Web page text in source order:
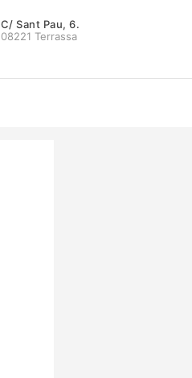
C/ Sant Pau, 6.
08221 Terrassa